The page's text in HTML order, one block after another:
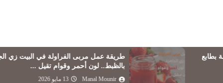
طريقة عمل مربى الفراولة في البيت زي الجاهزة
بالظبط.. لون أحمر وقوام تقيل ...
Manal Mounir 13 مايو 2026